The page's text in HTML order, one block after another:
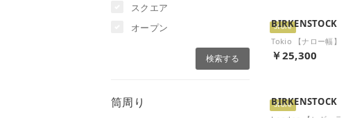
スクエア
オープン
筒周り
Store
BIRKENSTOCK
Tokio 【ナロー幅】
￥25,300
Store
BIRKENSTOCK